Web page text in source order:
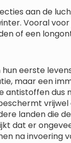
aan de
Vooral
of een
eerste
maar een
antistoffen dus
landen die
dat er
na invoering